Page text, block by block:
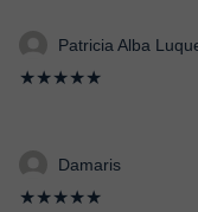
Patricia Alba
★★★★★
Damaris
★★★★★